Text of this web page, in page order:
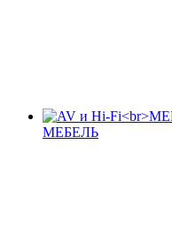
МЕБЕЛЬ